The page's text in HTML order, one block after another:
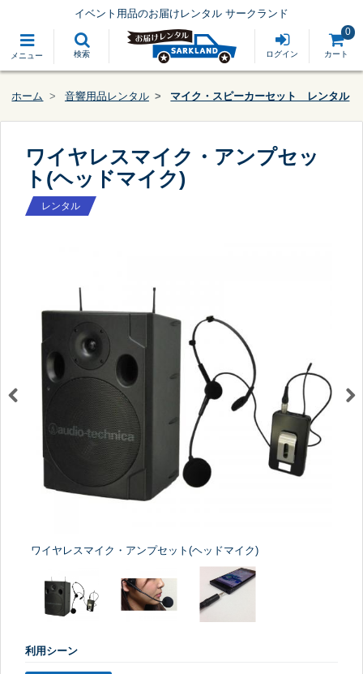
メニュー 検索
イベント用品のお届けレンタル サークランド
ログイン カート
0
ホーム 音響用品レンタル マイク・スピーカーセット レンタル
ワイヤレスマイク・アンプセッ
ト(ヘッドマイク)
レンタル
ワイヤレスマイク・アンプセット(ヘッドマイク)
利用シーン